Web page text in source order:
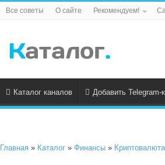
Все советы О сайте Рекомендуем!
Каталог каналов Добавить Telegram-
Главная » Каталог » Финансы » Криптовалюта